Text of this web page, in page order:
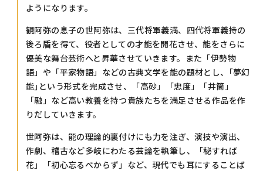
ようになります。
観阿弥の息子の世阿弥は、三代将軍義満、四代将軍義持の
後ろ盾を得て、役者としての才能を開花させ、能をさらに
優美な舞台芸術へと昇華させていきます。また「伊勢物
語」や「平家物語」などの古典文学を能の題材とし、｢夢幻
能｣という形式を完成させ、「高砂」「忠度」「井筒」
「融」など高い教養を持つ貴族たちを満足させる作品を作
りだしていきます。
世阿弥は、能の理論的裏付けにも力を注ぎ、演技や演出、
作劇、稽古など多岐にわたる芸論を執筆し、「秘すれば
花」「初心忘るべからず」など、現代でも耳にすることば